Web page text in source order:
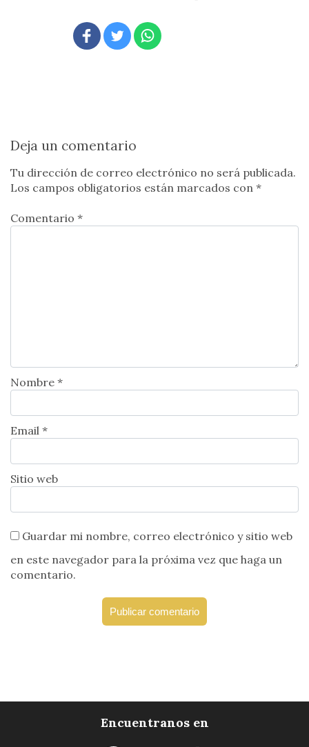
Deja un comentario
Tu dirección de correo electrónico no será publicada.
Los campos obligatorios están marcados con *
Comentario *
Nombre *
Email *
Sitio web
Guardar mi nombre, correo electrónico y sitio web
en este navegador para la próxima vez que haga un
comentario.
Encuentranos en